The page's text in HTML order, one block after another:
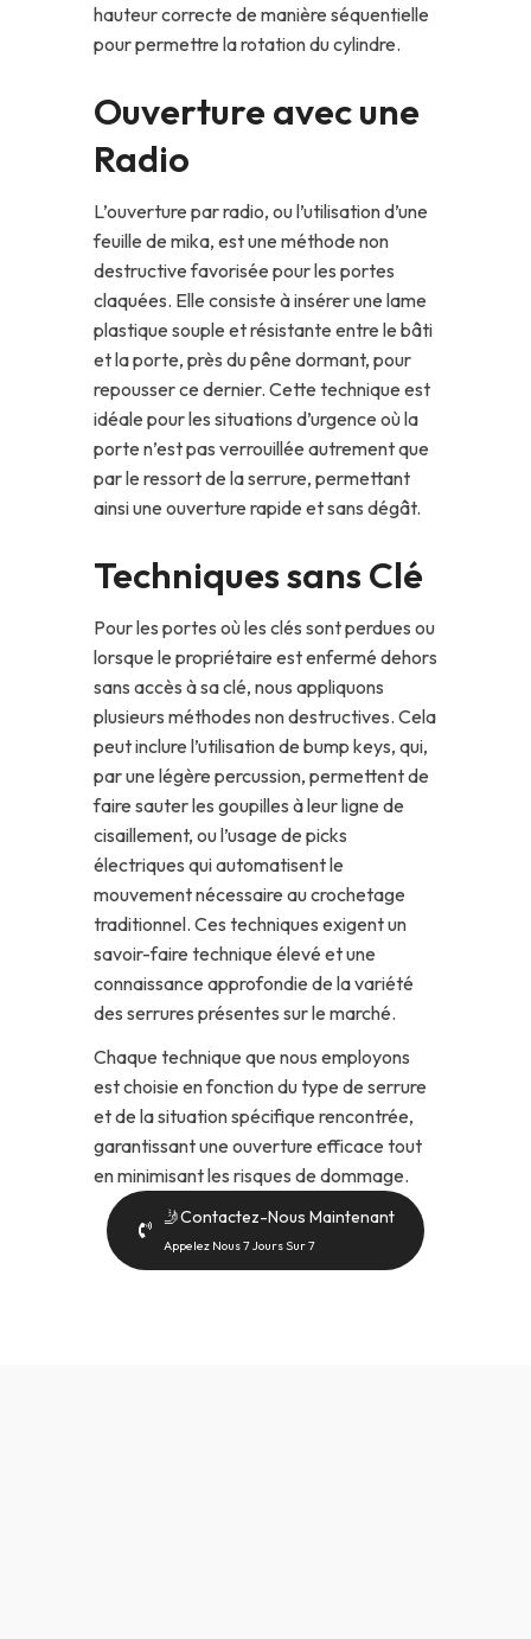
hauteur correcte de manière séquentielle
pour permettre la rotation du cylindre.
Ouverture avec une
Radio
L’ouverture par radio, ou l’utilisation d’une
feuille de mika, est une méthode non
destructive favorisée pour les portes
claquées. Elle consiste à insérer une lame
plastique souple et résistante entre le bâti
et la porte, près du pêne dormant, pour
repousser ce dernier. Cette technique est
idéale pour les situations d’urgence où la
porte n’est pas verrouillée autrement que
par le ressort de la serrure, permettant
ainsi une ouverture rapide et sans dégât.
Techniques sans Clé
Pour les portes où les clés sont perdues ou
lorsque le propriétaire est enfermé dehors
sans accès à sa clé, nous appliquons
plusieurs méthodes non destructives. Cela
peut inclure l’utilisation de bump keys, qui,
par une légère percussion, permettent de
faire sauter les goupilles à leur ligne de
cisaillement, ou l’usage de picks
électriques qui automatisent le
mouvement nécessaire au crochetage
traditionnel. Ces techniques exigent un
savoir-faire technique élevé et une
connaissance approfondie de la variété
des serrures présentes sur le marché.
Chaque technique que nous employons
est choisie en fonction du type de serrure
et de la situation spécifique rencontrée,
garantissant une ouverture efficace tout
en minimisant les risques de dommage.
🤳Contactez-Nous Maintenant
Appelez Nous 7 Jours Sur 7